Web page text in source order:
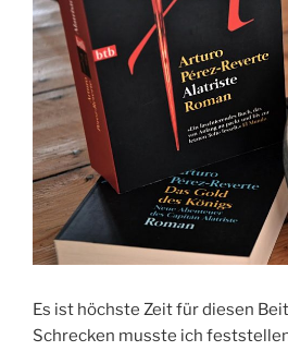
Es ist höchste Zeit für diesen
Schrecken musste ich